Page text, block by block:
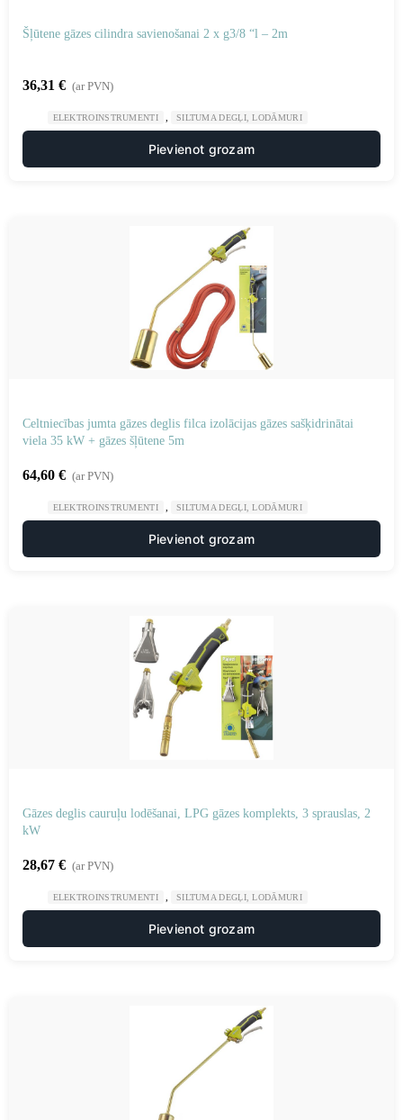
Šļūtene gāzes cilindra savienošanai 2 x g3/8 “l – 2m
36,31 € (ar PVN)
ELEKTROINSTRUMENTI SILTUMA DEGĻI, LODĀMURI
Pievienot grozam
Celtniecības jumta gāzes deglis filca izolācijas gāzes sašķidrinātai
viela 35 kW + gāzes šļūtene 5m
64,60 € (ar PVN)
ELEKTROINSTRUMENTI SILTUMA DEGĻI, LODĀMURI
Pievienot grozam
Gāzes deglis cauruļu lodēšanai, LPG gāzes komplekts, 3 sprauslas, 2
kW
28,67 € (ar PVN)
ELEKTROINSTRUMENTI SILTUMA DEGĻI, LODĀMURI
Pievienot grozam